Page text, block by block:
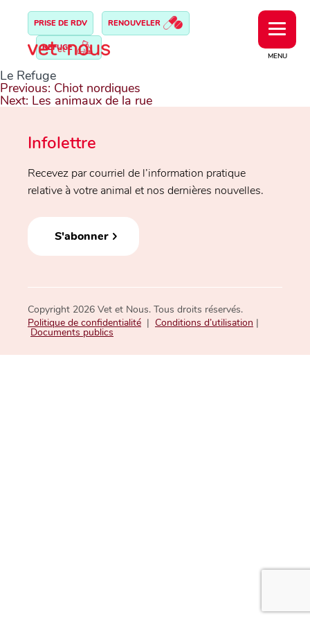
MENU
PRISE DE RDV RENOUVELER
REFUGE
Le Refuge
Navigation
de
l’article
Previous: Chiot nordiques
Next: Les animaux de la rue
Infolettre
Recevez par courriel de l’information pratique
relative à votre animal et nos dernières nouvelles.
S'abonner
Copyright 2026 Vet et Nous. Tous droits réservés.
Politique de confidentialité | Conditions d’utilisation |
Documents publics